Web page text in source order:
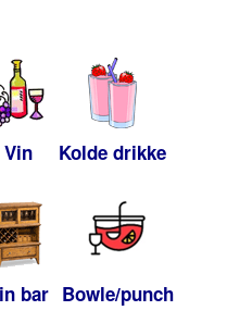
Vin Kolde drikke
bar Bowle/punch